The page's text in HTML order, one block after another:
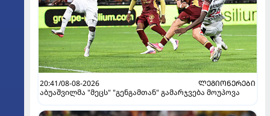
20:41/08-08-2026
ᲚᲔᲒᲘᲝᲜᲔᲠᲔᲑᲘ
აბუაშვილმა "მეცს" "გენგამთან" გამარჯვება მოუპოვა